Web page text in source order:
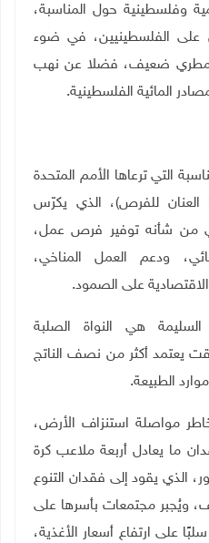
وفلسطينية حول المناسبة،
الفلسطينيين، في ضوء
مطري ضعيف، فضلا عن نهب
.
التي ترعاها الأمم المتحدة
العنان للفرص)، الذي يكرّس
من شأنه توفير فرص عمل،
ودعم العمل المناخي،
على الصمود.
هي النواة الصلبة
يعتمد أكثر من نصف الناتج
الطبيعة.
مواصلة استنزاف الأرض،
ما يعادل أربعة ملاعب كرة
الذي يقود إلى فقدان التنوع
ويُجبر مجتمعات بأسرها على
على ارتفاع أسعار الأغذية،